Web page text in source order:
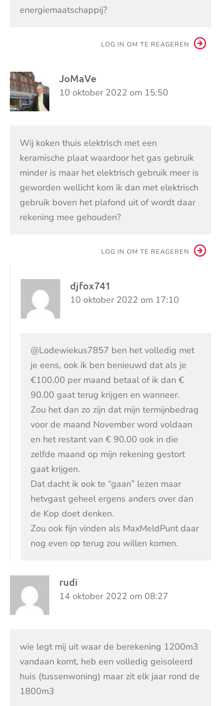
energiemaatschappij?
LOG IN OM TE REAGEREN
JoMaVe
10 oktober 2022 om 15:50
Wij koken thuis elektrisch met een
keramische plaat waardoor het gas gebruik
minder is maar het elektrisch gebruik meer is
geworden wellicht kom ik dan met elektrisch
gebruik boven het plafond uit of wordt daar
rekening mee gehouden?
LOG IN OM TE REAGEREN
djfox741
10 oktober 2022 om 17:10
@Lodewiekus7857 ben het volledig met
je eens, ook ik ben benieuwd dat als je
€100.00 per maand betaal of ik dan €
90.00 gaat terug krijgen en wanneer.
Zou het dan zo zijn dat mijn termijnbedrag
voor de maand November word voldaan
en het restant van € 90.00 ook in die
zelfde maand op mijn rekening gestort
gaat krijgen.
Dat dacht ik ook te “gaan” lezen maar
hetvgast geheel ergens anders over dan
de Kop doet denken.
Zou ook fijn vinden als MaxMeldPunt daar
nog even op terug zou willen komen.
rudi
14 oktober 2022 om 08:27
wie legt mij uit waar de berekening 1200m3
vandaan komt, heb een volledig geisoleerd
huis (tussenwoning) maar zit elk jaar rond de
1800m3